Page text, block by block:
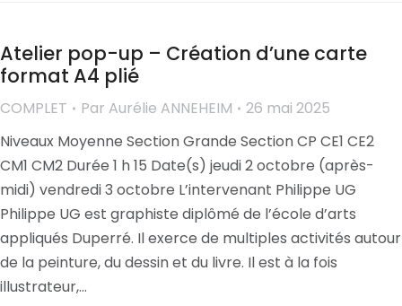
Atelier pop-up – Création d’une carte
format A4 plié
COMPLET Par Aurélie ANNEHEIM
26 mai 2025
Niveaux Moyenne Section Grande Section CP CE1 CE2
CM1 CM2 Durée 1 h 15 Date(s) jeudi 2 octobre (après-
midi) vendredi 3 octobre L’intervenant Philippe UG
Philippe UG est graphiste diplômé de l’école d’arts
appliqués Duperré. Il exerce de multiples activités autour
de la peinture, du dessin et du livre. Il est à la fois
illustrateur,…